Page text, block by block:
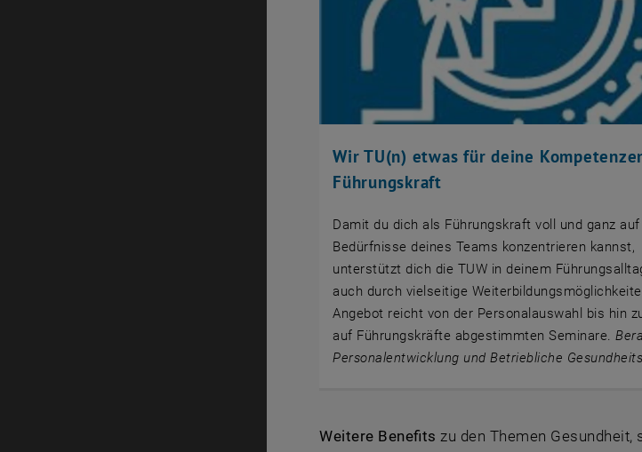
Wir TU(n) etwas für deine
Führungskraft
Damit du dich als Führungskraft voll und ganz auf
Bedürfnisse deines Teams konzentrieren kannst,
unterstützt dich die TUW in deinem
auch durch vielseitige
Angebot reicht von der Personalauswahl bis hin
auf Führungskräfte abgestimmten Seminare.
Personalentwicklung und Betriebliche
Weitere Benefits zu den Themen